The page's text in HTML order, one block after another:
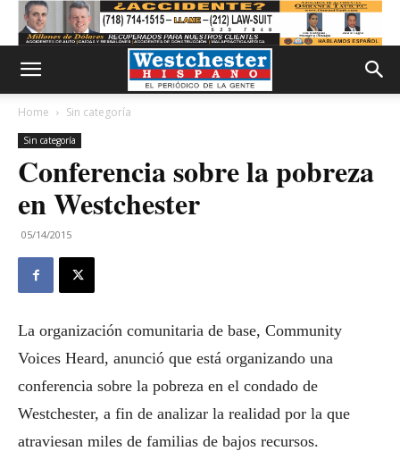
Home Sin categoría
Sin categoría
Conferencia sobre la pobreza
en Westchester
05/14/2015
La organización comunitaria de base, Community
Voices Heard, anunció que está organizando una
conferencia sobre la pobreza en el condado de
Westchester, a fin de analizar la realidad por la que
atraviesan miles de familias de bajos recursos.